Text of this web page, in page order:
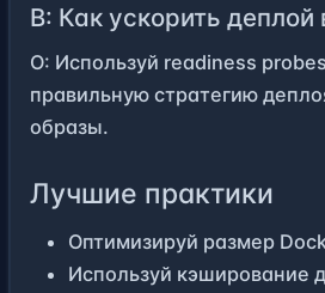
В: Как ускорить деплой
О: Используй readiness
правильную стратегию
образы.
Лучшие практики
Оптимизируй размер
Используй кэширование